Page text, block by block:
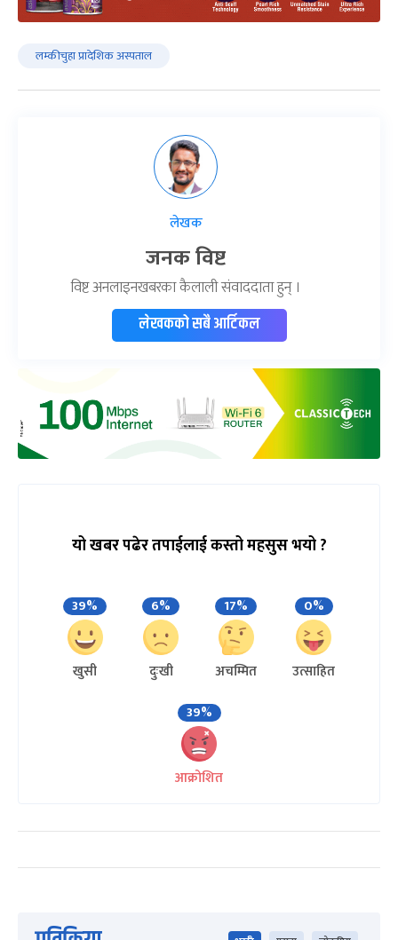
लम्कीचुहा प्रादेशिक अस्पताल
लेखक
जनक विष्ट
विष्ट अनलाइनखबरका कैलाली संवाददाता हुन् ।
लेखकको सबै आर्टिकल
यो खबर पढेर तपाईलाई कस्तो महसुस भयो ?
39%
खुसी
6%
दुःखी
17%
अचम्मित
0%
उत्साहित
39%
आक्रोशित